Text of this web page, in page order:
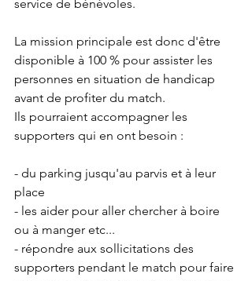
service de bénévoles.
La mission principale est donc d'être
disponible à 100 % pour assister les
personnes en situation de handicap
avant de profiter du match.
Ils pourraient accompagner les
supporters qui en ont besoin :
- du parking jusqu'au parvis et à leur
place
- les aider pour aller chercher à boire
ou à manger etc...
- répondre aux sollicitations des
supporters pendant le match pour faire